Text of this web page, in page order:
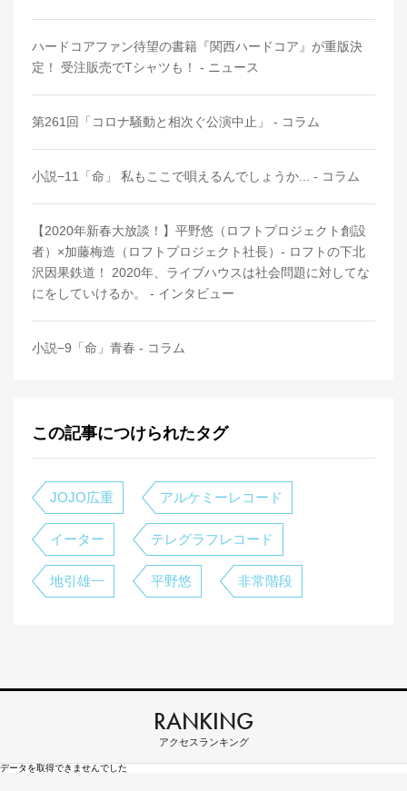
ハードコアファン待望の書籍『関西ハードコア』が重版決
定！ 受注販売でTシャツも！ - ニュース
第261回「コロナ騒動と相次ぐ公演中止」 - コラム
小説−11「命」 私もここで唄えるんでしょうか... - コラム
【2020年新春大放談！】平野悠（ロフトプロジェクト創設
者）×加藤梅造（ロフトプロジェクト社長）- ロフトの下北
沢因果鉄道！ 2020年、ライブハウスは社会問題に対してな
にをしていけるか。 - インタビュー
小説−9「命」青春 - コラム
この記事につけられたタグ
JOJO広重 アルケミーレコード
イーター テレグラフレコード
地引雄一 平野悠 非常階段
RANKING
アクセスランキング
データを取得できませんでした